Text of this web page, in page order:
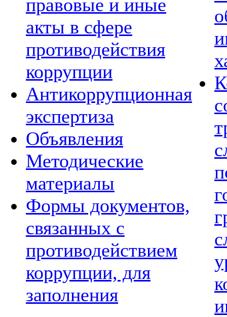
правовые и иные
акты в сфере
противодействия
коррупции
Антикоррупционная
экспертиза
Объявления
Методические
материалы
Формы документов,
связанных с
противодействием
коррупции, для
заполнения